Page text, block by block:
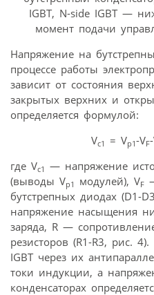
IGBT, N-side IGBT —
момент подачи
Напряжение на
процессе работы
зависит от состояния
закрытых верхних и
определяется формулой:
Vc1 = Vp1-VF
где Vc1 — напряжение
(выводы Vp1 модулей), VF
бутстрепных диодах (D1-
напряжение насыщения
заряда, R —
резисторов (R1-R3, рис.
IGBT через их
токи индукции, а
конденсаторах